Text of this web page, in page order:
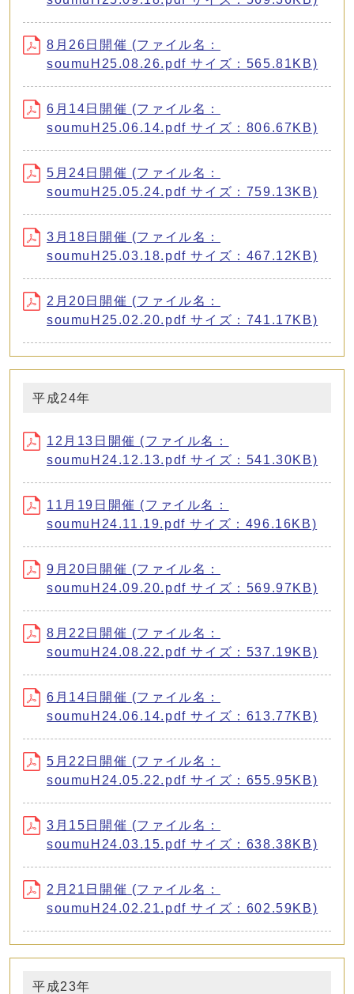
8月26日開催 (ファイル名：
soumuH25.08.26.pdf サイズ：565.81KB)
6月14日開催 (ファイル名：
soumuH25.06.14.pdf サイズ：806.67KB)
5月24日開催 (ファイル名：
soumuH25.05.24.pdf サイズ：759.13KB)
3月18日開催 (ファイル名：
soumuH25.03.18.pdf サイズ：467.12KB)
2月20日開催 (ファイル名：
soumuH25.02.20.pdf サイズ：741.17KB)
平成24年
12月13日開催 (ファイル名：
soumuH24.12.13.pdf サイズ：541.30KB)
11月19日開催 (ファイル名：
soumuH24.11.19.pdf サイズ：496.16KB)
9月20日開催 (ファイル名：
soumuH24.09.20.pdf サイズ：569.97KB)
8月22日開催 (ファイル名：
soumuH24.08.22.pdf サイズ：537.19KB)
6月14日開催 (ファイル名：
soumuH24.06.14.pdf サイズ：613.77KB)
5月22日開催 (ファイル名：
soumuH24.05.22.pdf サイズ：655.95KB)
3月15日開催 (ファイル名：
soumuH24.03.15.pdf サイズ：638.38KB)
2月21日開催 (ファイル名：
soumuH24.02.21.pdf サイズ：602.59KB)
平成23年